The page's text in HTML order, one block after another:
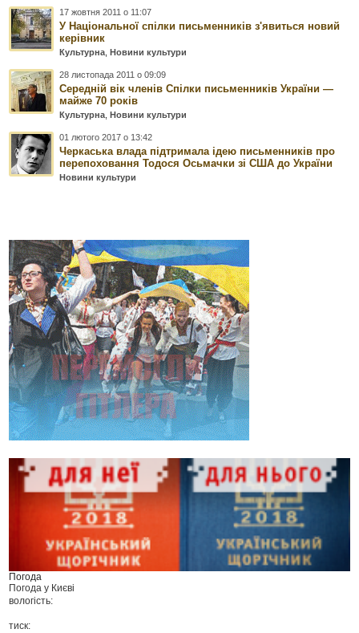
17 жовтня 2011 о 11:07
У Національної спілки письменників з'явиться новий
керівник
Культурна ,Новини культури
28 листопада 2011 о 09:09
Середній вік членів Спілки письменників України —
майже 70 років
Культурна ,Новини культури
01 лютого 2017 о 13:42
Черкаська влада підтримала ідею письменників про
перепоховання Тодося Осьмачки зі США до України
Новини культури
Погода
Погода у Києві
вологість:
тиск: